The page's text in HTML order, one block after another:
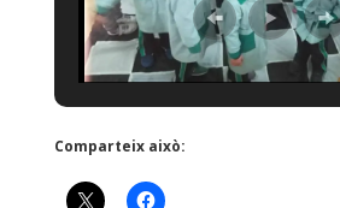
Comparteix això: